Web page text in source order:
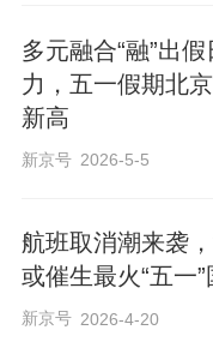
多元融合“融”出
力，五一假期北
新高
新京号 2026-5-5
航班取消潮来袭
或催生最火“五一
新京号 2026-4-20